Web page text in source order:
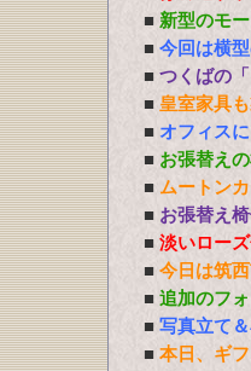
■ 新型のモ
■ 今回は横
■ つくばの
■ 皇室家具
■ オフィス
■ お張替え
■ ムートン
■ お張替え
■ 淡いロー
■ 今日は筑
■ 追加のフ
■ 写真立て
■ 本日、ギ